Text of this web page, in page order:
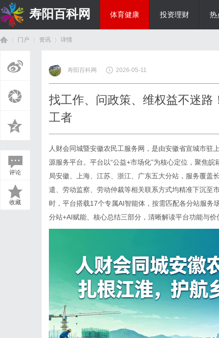
寿阳百科网 体育健康 投资理财 热
门户 资讯
›
详情
评论
收藏
寿阳百科网 2026-05-11
找工作、问政策、维权益不迷
工者
人财会同城暨安徽农民工服务网 ，是由安徽省宣城市驻
源服务平台。平台以“公益+市场化”为核心定位，聚焦
局安徽、上海、江苏、浙江、广东五大分站，服务覆盖
遣、劳动监察、劳动仲裁等相关联系方式均精准下沉至
时，平台搭载17个专属AI智能体，按需匹配各分站服
分站+AI赋能、核心总结三部分，清晰解读平台功能与价